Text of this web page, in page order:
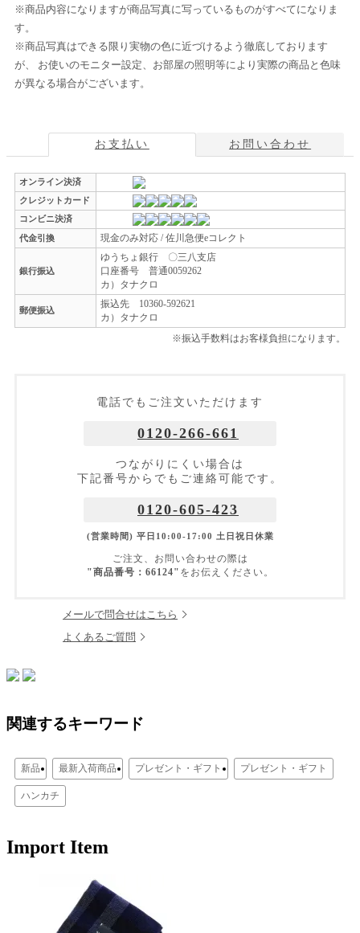
※商品内容になりますが商品写真に写っているものがすべてになりま
す。
※商品写真はできる限り実物の色に近づけるよう徹底しております
が、 お使いのモニター設定、お部屋の照明等により実際の商品と色味
が異なる場合がございます。
お支払い お問い合わせ
オンライン決済
クレジットカード
コンビニ決済
代金引換
現金のみ対応 / 佐川急便eコレクト
銀行振込
ゆうちょ銀行 〇三八支店
口座番号 普通0059262
カ）タナクロ
郵便振込
振込先 10360-592621
カ）タナクロ
※振込手数料はお客様負担になります。
電話でもご注文いただけます
0120-266-661
つながりにくい場合は
下記番号からでもご連絡可能です。
0120-605-423
(営業時間) 平日10:00-17:00 土日祝日休業
ご注文、お問い合わせの際は
"商品番号：66124" をお伝えください。
メールで問合せはこちら
よくあるご質問
関連するキーワード
新品 最新入荷商品 プレゼント・ギフト プレゼント・ギフト
ハンカチ
Import Item